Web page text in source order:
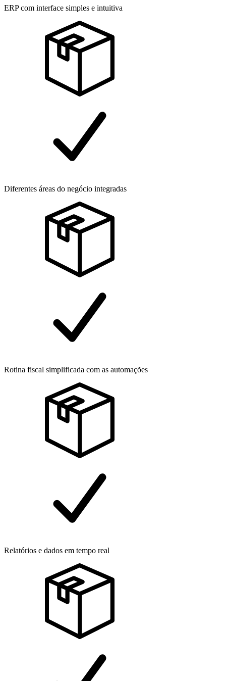
ERP com interface simples e intuitiva
Diferentes áreas do negócio integradas
Rotina fiscal simplificada com as automações
Relatórios e dados em tempo real